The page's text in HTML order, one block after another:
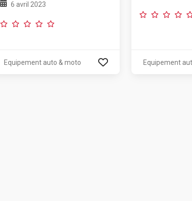
6 avril 2023
Equipement auto & moto Equipement